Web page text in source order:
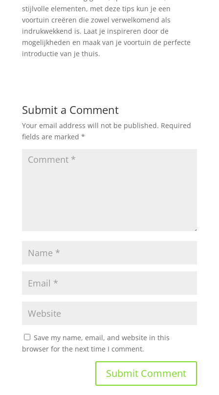
stijlvolle elementen, met deze tips kun je een
voortuin creëren die zowel verwelkomend als
indrukwekkend is. Laat je inspireren door de
mogelijkheden en maak van je voortuin de perfecte
introductie van je thuis.
Submit a Comment
Your email address will not be published. Required
fields are marked *
Save my name, email, and website in this
browser for the next time I comment.